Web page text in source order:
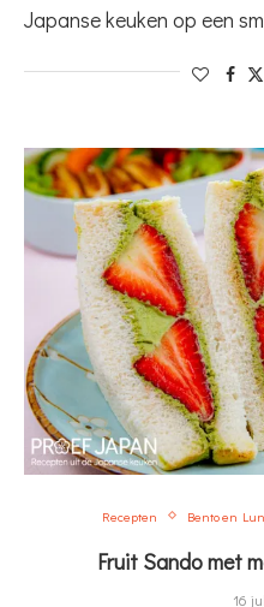
Japanse keuken op een
Recepten Bento en
Fruit Sando met
16